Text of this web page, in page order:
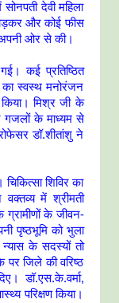
देवी महिला
और कोई फीस
अपनी ओर से की।
कई प्रतिष्ठित
का स्वस्थ मनोरंजन
किया। मिश्र जी के
गजलों के माध्यम से
डॉ.शीतांशु ने
शिविर का
में श्रीमती
ग्रामीणों के जीवन-
पृष्ठभूमि को भुला
के सदस्यों तो
पर जिले की वरिष्ठ
डॉ.एस.के.वर्मा,
परिक्षण किया।